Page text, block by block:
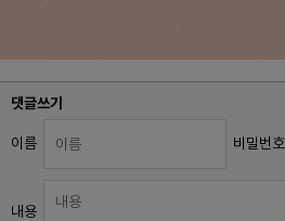
댓글쓰기
이름 비밀번호
내용